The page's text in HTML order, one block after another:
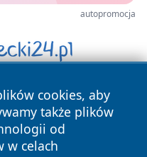
autopromocja
cookies, aby
także plików
od
w celach